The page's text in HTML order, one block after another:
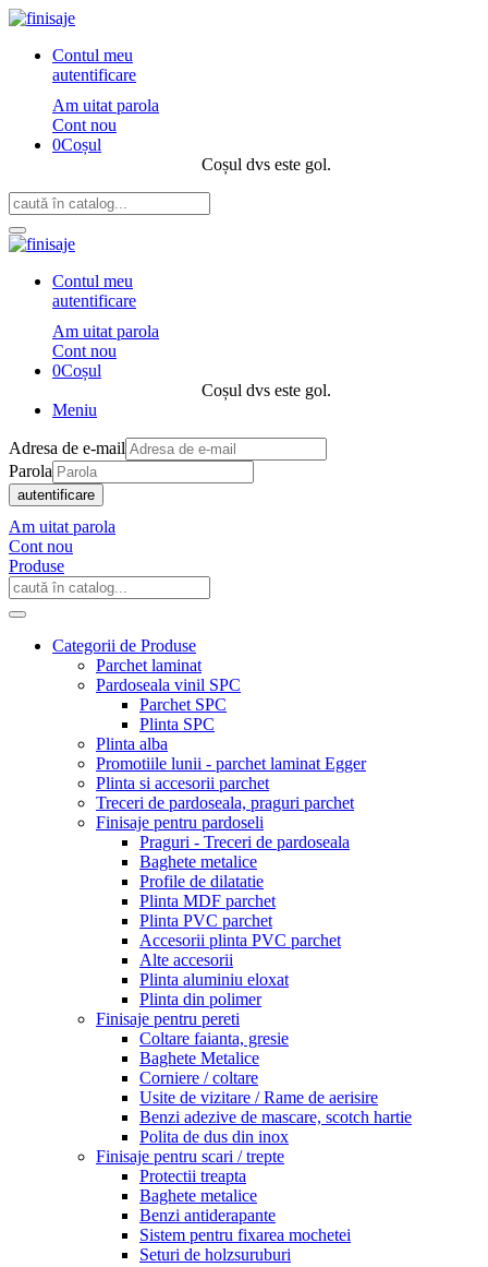
Contul meu
autentificare
Am uitat parola
Cont nou
0Coșul
Coșul dvs este gol.
Contul meu
autentificare
Am uitat parola
Cont nou
0Coșul
Coșul dvs este gol.
Meniu
Adresa de e-mail
Parola
autentificare
Am uitat parola
Cont nou
Produse
Categorii de Produse
Parchet laminat
Pardoseala vinil SPC
Parchet SPC
Plinta SPC
Plinta alba
Promotiile lunii - parchet laminat Egger
Plinta si accesorii parchet
Treceri de pardoseala, praguri parchet
Finisaje pentru pardoseli
Praguri - Treceri de pardoseala
Baghete metalice
Profile de dilatatie
Plinta MDF parchet
Plinta PVC parchet
Accesorii plinta PVC parchet
Alte accesorii
Plinta aluminiu eloxat
Plinta din polimer
Finisaje pentru pereti
Coltare faianta, gresie
Baghete Metalice
Corniere / coltare
Usite de vizitare / Rame de aerisire
Benzi adezive de mascare, scotch hartie
Polita de dus din inox
Finisaje pentru scari / trepte
Protectii treapta
Baghete metalice
Benzi antiderapante
Sistem pentru fixarea mochetei
Seturi de holzsuruburi